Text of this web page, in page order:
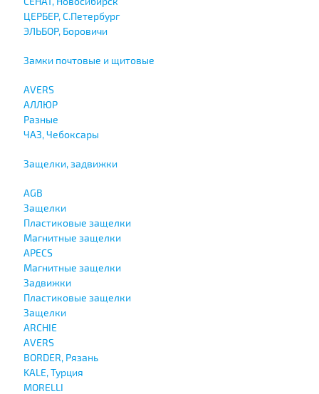
ЦЕРБЕР, С.Петербург
ЭЛЬБОР, Боровичи
Замки почтовые и щитовые
AVERS
АЛЛЮР
Разные
ЧАЗ, Чебоксары
Защелки, задвижки
AGB
Защелки
Пластиковые защелки
Магнитные защелки
APECS
Магнитные защелки
Задвижки
Пластиковые защелки
Защелки
ARCHIE
AVERS
BORDER, Рязань
KALE, Турция
MORELLI